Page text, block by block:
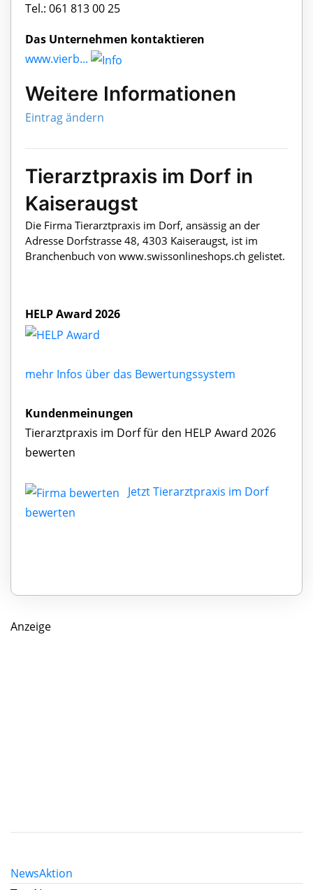
Tel.: 061 813 00 25
Das Unternehmen kontaktieren
www.vierb...
Weitere Informationen
Eintrag ändern
Tierarztpraxis im Dorf in
Kaiseraugst
Die Firma Tierarztpraxis im Dorf, ansässig an der
Adresse Dorfstrasse 48, 4303 Kaiseraugst, ist im
Branchenbuch von www.swissonlineshops.ch gelistet.
HELP Award 2026
mehr Infos über das Bewertungssystem
Kundenmeinungen
Tierarztpraxis im Dorf für den HELP Award 2026
bewerten
Jetzt Tierarztpraxis im Dorf
bewerten
Anzeige
NewsAktion